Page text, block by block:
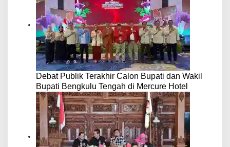
Debat Publik Terakhir Calon Bupati dan Wakil
Bupati Bengkulu Tengah di Mercure Hotel